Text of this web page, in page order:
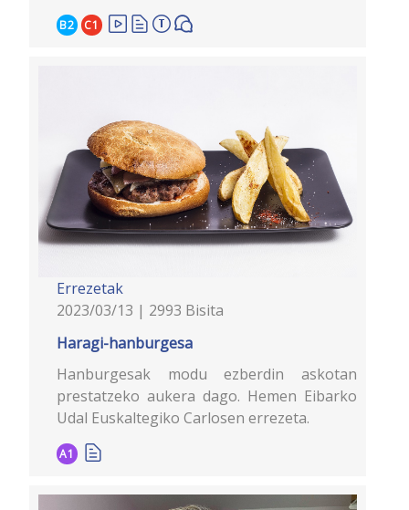
B2 C1
Errezetak
2023/03/13 | 2993 Bisita
Haragi-hanburgesa
Hanburgesak modu ezberdin askotan
prestatzeko aukera dago. Hemen Eibarko
Udal Euskaltegiko Carlosen errezeta.
A1